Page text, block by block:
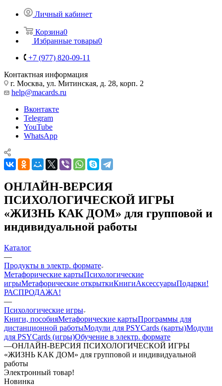
Личный кабинет
Корзина0
Избранные товары0
+7 (977) 820-09-11
Контактная информация
г. Москва, ул. Митинская, д. 28, корп. 2
help@macards.ru
Вконтакте
Telegram
YouTube
WhatsApp
ОНЛАЙН-ВЕРСИЯ
ПСИХОЛОГИЧЕСКОЙ ИГРЫ
«ЖИЗНЬ КАК ДОМ» для групповой и
индивидуальной работы
Каталог
—
Продукты в электр. формате
Mетафорические картыПсихологические
игрыМетафорические открыткиКнигиАксессуарыПодарки!
РАСПРОДАЖА!
—
Психологические игры
Книги, пособияМетафорические картыПрограммы для
дистанционной работыМодули для PSYCards (карты)Модули
для PSYCards (игры)Обучение в электр. формате
—ОНЛАЙН-ВЕРСИЯ ПСИХОЛОГИЧЕСКОЙ ИГРЫ
«ЖИЗНЬ КАК ДОМ» для групповой и индивидуальной
работы
Электронный товар!
Новинка